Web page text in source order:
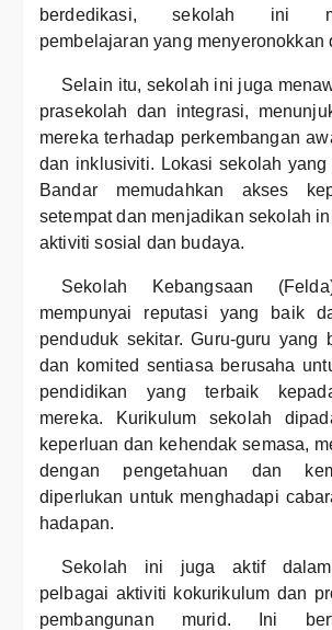
berdedikasi, sekolah ini
pembelajaran yang menyeronokkan
Selain itu, sekolah ini juga
prasekolah dan integrasi,
mereka terhadap perkembangan
dan inklusiviti. Lokasi sekolah
Bandar memudahkan akses
setempat dan menjadikan sekolah
aktiviti sosial dan budaya.
Sekolah Kebangsaan
mempunyai reputasi yang baik
penduduk sekitar. Guru-guru yang
dan komited sentiasa berusaha
pendidikan yang terbaik
mereka. Kurikulum sekolah
keperluan dan kehendak semasa,
dengan pengetahuan dan
diperlukan untuk menghadapi
hadapan.
Sekolah ini juga aktif dalam
pelbagai aktiviti kokurikulum dan
pembangunan murid. Ini